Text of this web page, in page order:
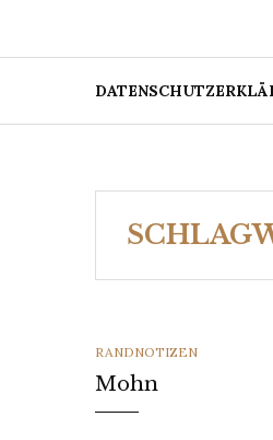
CATEGORIES
RANDNOTIZEN
Mohn